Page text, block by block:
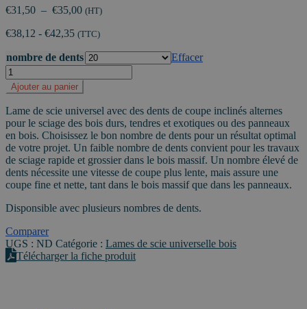
€31,50 – €35,00Plage
prix :
à
(HT)
€38,12 - €42,35 (TTC)
nombre de dents
Effacer
quantité
de
Lame
de
scie
Ø130mm
-
alésage
16mm
Ajouter au panier
Lame de scie universel avec des dents de coupe inclinés alternes
pour le sciage des bois durs, tendres et exotiques ou des panneaux
en bois. Choisissez le bon nombre de dents pour un résultat optimal
de votre projet. Un faible nombre de dents convient pour les travaux
de sciage rapide et grossier dans le bois massif. Un nombre élevé de
dents nécessite une vitesse de coupe plus lente, mais assure une
coupe fine et nette, tant dans le bois massif que dans les panneaux.
Disponsible avec plusieurs nombres de dents.
Comparer
UGS : ND Catégorie : Lames de scie universelle bois
Télécharger la fiche produit